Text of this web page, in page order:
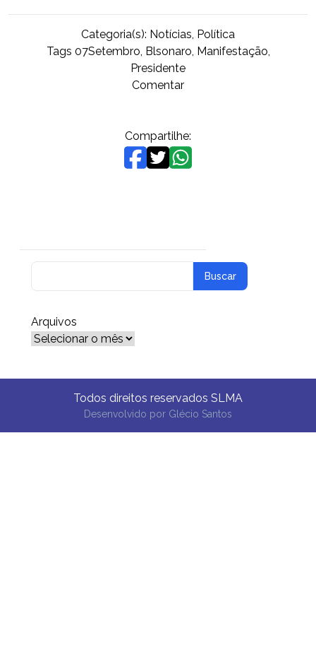
Categoria(s): Notícias Política
Tags 07Setembro Blsonaro Manifestação
Presidente
Comentaron
–
Manifestantes
fazem
presidente
Bolsonaro
na
Compartilhe:
Arquivos
Arquivos
Todos direitos reservados SLMA
Desenvolvido por Glécio Santos